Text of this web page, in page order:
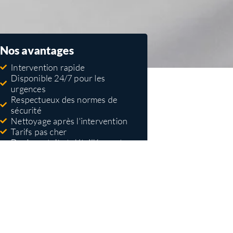
Nos avantages
Intervention rapide
Disponible 24/7 pour les
urgences
Respectueux des normes de
sécurité
Nettoyage après l'intervention
Tarifs pas cher
Devis gratuit et détaillé avant